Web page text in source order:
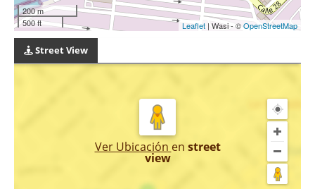
200 m
500 ft
Leaflet | Wasi - ©OpenStreetMap
Street View
Ver Ubicación en street
view